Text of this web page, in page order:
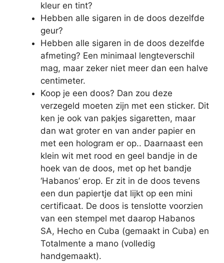
kleur en tint?
Hebben alle sigaren in de doos dezelfde
geur?
Hebben alle sigaren in de doos dezelfde
afmeting? Een minimaal lengteverschil
mag, maar zeker niet meer dan een halve
centimeter.
Koop je een doos? Dan zou deze
verzegeld moeten zijn met een sticker. Dit
ken je ook van pakjes sigaretten, maar
dan wat groter en van ander papier en
met een hologram er op.. Daarnaast een
klein wit met rood en geel bandje in de
hoek van de doos, met op het bandje
‘Habanos’ erop. Er zit in de doos tevens
een dun papiertje dat lijkt op een mini
certificaat. De doos is tenslotte voorzien
van een stempel met daarop Habanos
SA, Hecho en Cuba (gemaakt in Cuba) en
Totalmente a mano (volledig
handgemaakt).